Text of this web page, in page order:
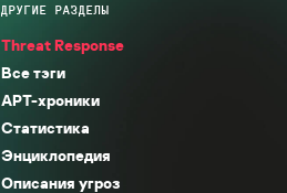
ДРУГИЕ РАЗДЕЛЫ
Threat Response
Все тэги
APT-хроники
Статистика
Энциклопедия
Описания угроз